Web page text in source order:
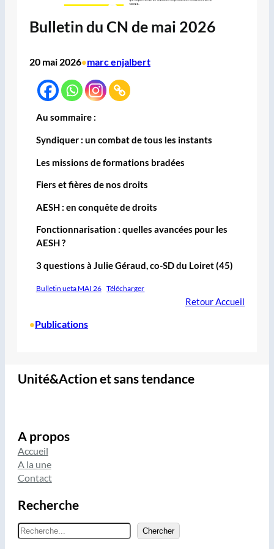
Bulletin du CN de mai 2026
20 mai 2026•marc enjalbert
Au sommaire :
Syndiquer : un combat de tous les instants
Les missions de formations bradées
Fiers et fières de nos droits
AESH : en conquête de droits
Fonctionnarisation : quelles avancées pour les
AESH ?
3 questions à Julie Géraud, co-SD du Loiret (45)
Bulletin ueta MAI 26 Télécharger
Retour Accueil
•Publications
Unité&Action et sans tendance
A propos
Accueil
A la une
Contact
Recherche
R
e
Chercher